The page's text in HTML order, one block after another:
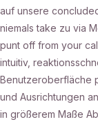
auf unsere
niemals take zu via
punt off from your
intuitiv,
Benutzeroberfläche
und Ausrichtungen
in größerem Maße